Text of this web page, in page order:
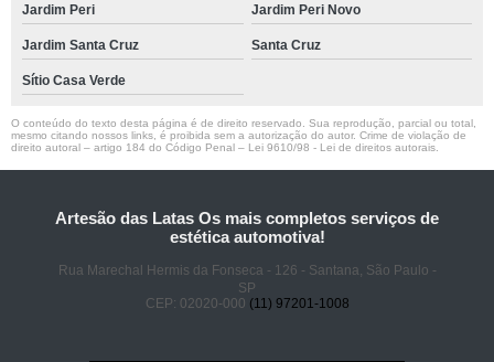
Jardim Peri Jardim Peri Novo
Jardim Santa Cruz Santa Cruz
Sítio Casa Verde
O conteúdo do texto desta página é de direito reservado. Sua reprodução, parcial ou total,
mesmo citando nossos links, é proibida sem a autorização do autor. Crime de violação de
direito autoral – artigo 184 do Código Penal – Lei 9610/98 - Lei de direitos autorais
Artesão das Latas Os mais completos serviços de
estética automotiva!
Rua Marechal Hermis da Fonseca - 126 - Santana, São Paulo -
SP
CEP: 02020-000 (11) 97201-1008